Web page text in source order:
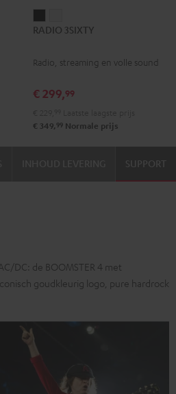
3SIXTY3SIXTY
RADIO 3SIXTY
Radio, streaming en volle sound
€ 299,99
€ 349, 99 Normale prijs
SUPPORT
DC: de BOOMSTER 4 met
goudkleurig logo, pure hardrock